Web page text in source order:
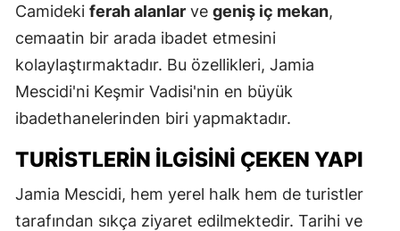
Camideki ferah alanlar ve geniş iç mekan,
cemaatin bir arada ibadet etmesini
kolaylaştırmaktadır. Bu özellikleri, Jamia
Mescidi'ni Keşmir Vadisi'nin en büyük
ibadethanelerinden biri yapmaktadır.
TURISTLERIN İLGISINI ÇEKEN YAPI
Jamia Mescidi, hem yerel halk hem de turistler
tarafından sıkça ziyaret edilmektedir. Tarihi ve